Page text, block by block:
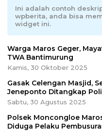
Ini adalah contoh
wpberita, anda bisa
widget ini.
Warga Maros Geger,
TWA Bantimurung
Kamis, 30 Oktober 2025
Gasak Celengan Masjid,
Jeneponto Ditangkap
Sabtu, 30 Agustus 2025
Polsek Moncongloe
Diduga Pelaku